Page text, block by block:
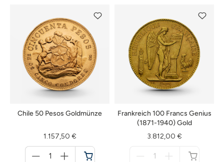
Chile 50 Pesos Goldmünze
1.157,50 €
für
Frankreich 100 Francs Genius
(1871-1940) Gold
3.812,00 €